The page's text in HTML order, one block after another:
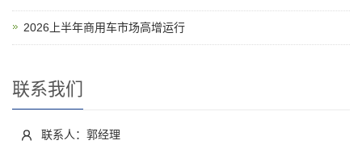
2026上半年商用车市场高增运行
联系我们
联系人：郭经理